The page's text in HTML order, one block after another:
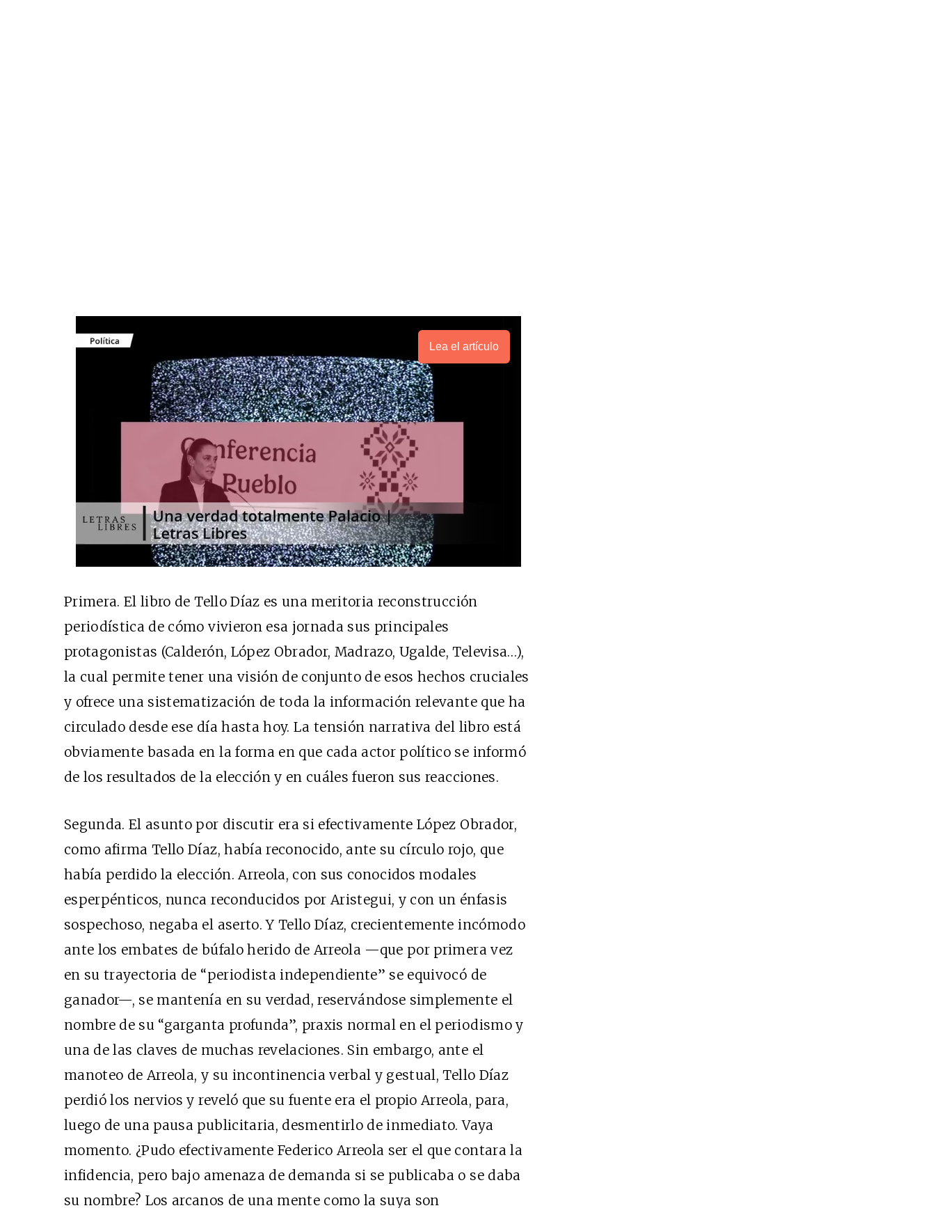
Lea el artículo
Primera. El libro de Tello Díaz es una meritoria reconstrucción
periodística de cómo vivieron esa jornada sus principales
protagonistas (Calderón, López Obrador, Madrazo, Ugalde, Televisa…),
la cual permite tener una visión de conjunto de esos hechos cruciales
y ofrece una sistematización de toda la información relevante que ha
circulado desde ese día hasta hoy. La tensión narrativa del libro está
obviamente basada en la forma en que cada actor político se informó
de los resultados de la elección y en cuáles fueron sus reacciones.
Segunda. El asunto por discutir era si efectivamente López Obrador,
como afirma Tello Díaz, había reconocido, ante su círculo rojo, que
había perdido la elección. Arreola, con sus conocidos modales
esperpénticos, nunca reconducidos por Aristegui, y con un énfasis
sospechoso, negaba el aserto. Y Tello Díaz, crecientemente incómodo
ante los embates de búfalo herido de Arreola —que por primera vez
en su trayectoria de “periodista independiente” se equivocó de
ganador—, se mantenía en su verdad, reservándose simplemente el
nombre de su “garganta profunda”, praxis normal en el periodismo y
una de las claves de muchas revelaciones. Sin embargo, ante el
manoteo de Arreola, y su incontinencia verbal y gestual, Tello Díaz
perdió los nervios y reveló que su fuente era el propio Arreola, para,
luego de una pausa publicitaria, desmentirlo de inmediato. Vaya
momento. ¿Pudo efectivamente Federico Arreola ser el que contara la
infidencia, pero bajo amenaza de demanda si se publicaba o se daba
su nombre? Los arcanos de una mente como la suya son